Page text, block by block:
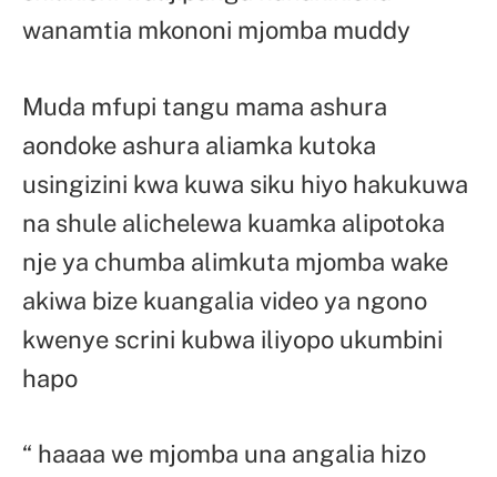
wanamtia mkononi mjomba muddy
Muda mfupi tangu mama ashura
aondoke ashura aliamka kutoka
usingizini kwa kuwa siku hiyo hakukuwa
na shule alichelewa kuamka alipotoka
nje ya chumba alimkuta mjomba wake
akiwa bize kuangalia video ya ngono
kwenye scrini kubwa iliyopo ukumbini
hapo
“ haaaa we mjomba una angalia hizo